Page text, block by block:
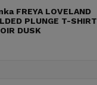
FREYA LOVELAND
PLUNGE T-SHIRT
DUSK